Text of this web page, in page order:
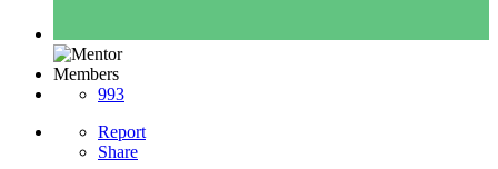
Members
993
Report
Share